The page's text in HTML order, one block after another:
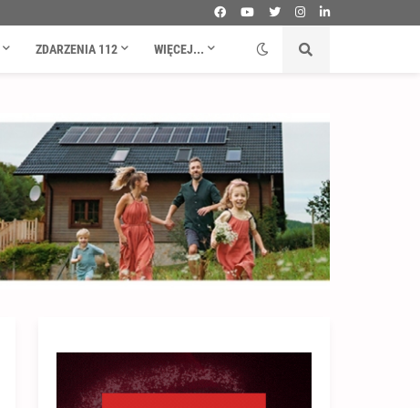
ZDARZENIA 112 WIĘCEJ...